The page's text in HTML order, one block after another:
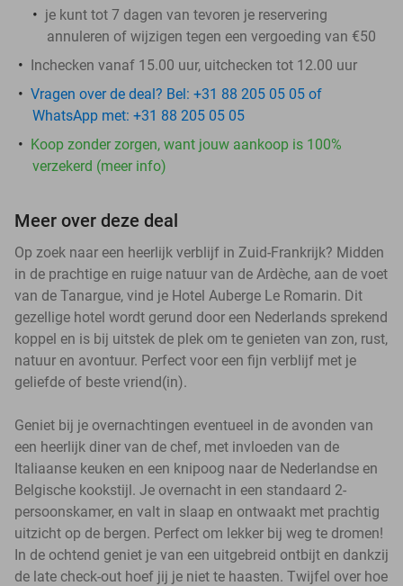
je kunt tot 7 dagen van tevoren je reservering
annuleren of wijzigen tegen een vergoeding van €50
Inchecken vanaf 15.00 uur, uitchecken tot 12.00 uur
Vragen over de deal? Bel: +31 88 205 05 05 of
WhatsApp met: +31 88 205 05 05
Koop zonder zorgen, want jouw aankoop is 100%
verzekerd (meer info)
Meer over deze deal
Op zoek naar een heerlijk verblijf in Zuid-Frankrijk? Midden
in de prachtige en ruige natuur van de Ardèche, aan de voet
van de Tanargue, vind je Hotel Auberge Le Romarin. Dit
gezellige hotel wordt gerund door een Nederlands sprekend
koppel en is bij uitstek de plek om te genieten van zon, rust,
natuur en avontuur. Perfect voor een fijn verblijf met je
geliefde of beste vriend(in).
Geniet bij je overnachtingen eventueel in de avonden van
een heerlijk diner van de chef, met invloeden van de
Italiaanse keuken en een knipoog naar de Nederlandse en
Belgische kookstijl. Je overnacht in een standaard 2-
persoonskamer, en valt in slaap en ontwaakt met prachtig
uitzicht op de bergen. Perfect om lekker bij weg te dromen!
In de ochtend geniet je van een uitgebreid ontbijt en dankzij
de late check-out hoef jij je niet te haasten. Twijfel over hoe